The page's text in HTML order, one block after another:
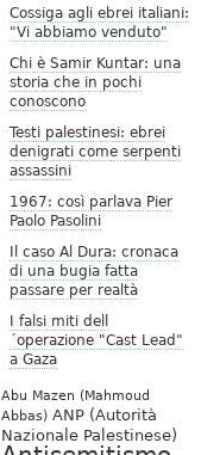
Cossiga agli ebrei italiani:
"Vi abbiamo venduto"
Chi è Samir Kuntar: una
storia che in pochi
conoscono
Testi palestinesi: ebrei
denigrati come serpenti
assassini
1967: così parlava Pier
Paolo Pasolini
Il caso Al Dura: cronaca
di una bugia fatta
passare per realtà
I falsi miti dell
´operazione "Cast Lead"
a Gaza
Abu Mazen (Mahmoud
Abbas) ANP (Autorità
Nazionale Palestinese)